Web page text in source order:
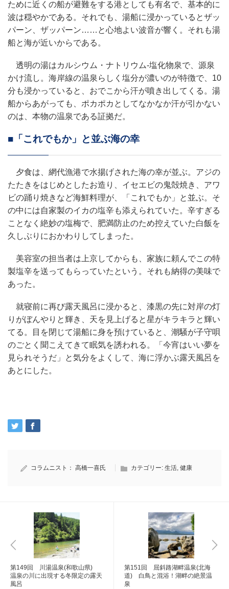
ために近くの船が避難をする港としても有名で、基本的に
波は穏やかである。それでも、湯船に浸かっているとザッ
パーン、ザッパーン……と心地よい波音が響く。それも湯
船と海が近いからである。
透明の湯はカルシウム・ナトリウム‐塩化物泉で、源泉
かけ流し。海岸線の温泉らしく塩分が濃いのが特徴で、10
分も浸かっていると、おでこから汗が噴き出してくる。湯
船からあがっても、ポカポカとしてなかなか汗が引かない
のは、本物の温泉である証拠だ。
■「これでもか」と並ぶ海の幸
夕食は、網代漁港で水揚げされた海の幸が並ぶ。アジの
たたきをはじめとしたお造り、イセエビの鬼殻焼き、アワ
ビの踊り焼きなど海鮮料理が、「これでもか」と並ぶ。そ
の中には自家製のイカの塩辛も添えられていた。辛すぎる
ことなく絶妙の塩梅で、肥満防止のため控えていた白飯を
久しぶりにおかわりしてしまった。
美容室の担当者は上京してからも、家族に頼んでこの特
製塩辛を送ってもらっていたという。それも納得の美味で
あった。
就寝前に再び露天風呂に浸かると、漆黒の先に対岸の灯
りがぼんやりと輝き、天を見上げると星がキラキラと輝い
てる。目を閉じて湯船に身を預けていると、潮騒が子守唄
のごとく聞こえてきて眠気を誘われる。「今宵はいい夢を
見られそうだ」と気分をよくして、海に浮かぶ露天風呂を
あとにした。
コラムニスト： 高橋一喜氏 カテゴリー: 生活, 健康
第149回 川湯温泉(和歌山県)
温泉の川に出現する冬限定の露天
風呂
第151回 屈斜路湖畔温泉(北海
道) 白鳥と混浴！湖畔の絶景温
泉